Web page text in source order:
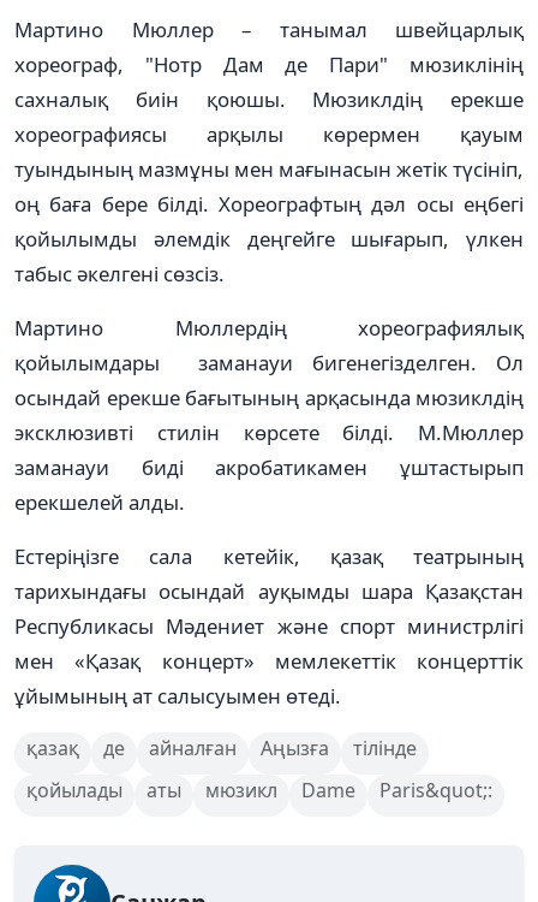
Мартино Мюллер – танымал швейцарлық
хореограф, "Нотр Дам де Пари" мюзиклінің
сахналық биін қоюшы. Мюзиклдің ерекше
хореографиясы арқылы көрермен қауым
туындының мазмұны мен мағынасын жетік түсініп,
оң баға бере білді. Хореографтың дәл осы еңбегі
қойылымды әлемдік деңгейге шығарып, үлкен
табыс әкелгені сөзсіз.
Мартино Мюллердің хореографиялық
қойылымдары заманауи бигенегізделген. Ол
осындай ерекше бағытының арқасында мюзиклдің
эксклюзивті стилін көрсете білді. М.Мюллер
заманауи биді акробатикамен ұштастырып
ерекшелей алды.
Естеріңізге сала кетейік, қазақ театрының
тарихындағы осындай ауқымды шара Қазақстан
Республикасы Мәдениет және спорт министрлігі
мен «Қазақ концерт» мемлекеттік концерттік
ұйымының ат салысуымен өтеді.
қазақ де айналған Аңызға
тілінде
қойылады
аты мюзикл Dame Paris&quot;: